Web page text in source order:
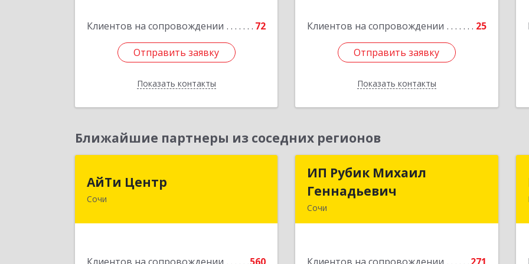
Клиентов на сопровождении 72
Отправить заявку
Показать контакты
Подробнее
Клиентов на сопровождении 25
Отправить заявку
Показать контакты
Подробнее
Ближайшие партнеры из соседних регионов
АйТи Центр
Сочи354000, Краснодарский край, Сочи,
ИП Рубик Михаил
Геннадьевич
Сочи
ИП Рубик Михаил